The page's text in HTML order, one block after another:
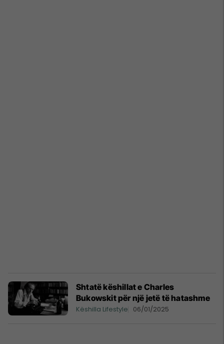
Shtatë këshillat e Charles
Bukowskit për një jetë të hatashme
Këshilla Lifestyle 06/01/2025